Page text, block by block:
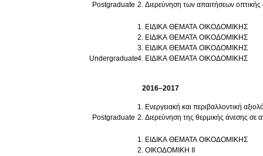
Postgraduate
Διερεύνηση των απαιτήσεων οπτικής
Undergraduate
ΕΙΔΙΚΑ ΘΕΜΑΤΑ ΟΙΚΟΔΟΜΙΚΗΣ
ΕΙΔΙΚΑ ΘΕΜΑΤΑ ΟΙΚΟΔΟΜΙΚΗΣ
ΕΙΔΙΚΑ ΘΕΜΑΤΑ ΟΙΚΟΔΟΜΙΚΗΣ
ΕΙΔΙΚΑ ΘΕΜΑΤΑ ΟΙΚΟΔΟΜΙΚΗΣ
2016–2017
Postgraduate
Ενεργειακή και περιβαλλοντική
Διερεύνηση της θερμικής άνεσης σε
ΕΙΔΙΚΑ ΘΕΜΑΤΑ ΟΙΚΟΔΟΜΙΚΗΣ
ΟΙΚΟΔΟΜΙΚΗ ΙΙ